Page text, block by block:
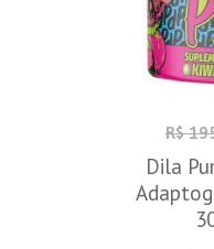
R$
Dila